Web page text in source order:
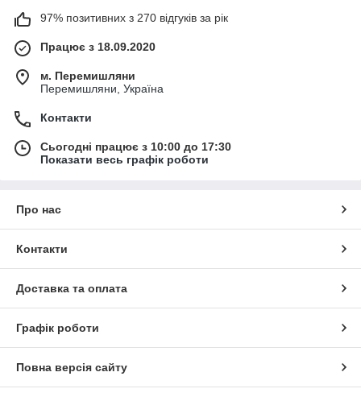
97% позитивних з 270 відгуків за рік
Працює з 18.09.2020
м. Перемишляни
Перемишляни, Україна
Контакти
Сьогодні працює з 10:00 до 17:30
Показати весь графік роботи
Про нас
Контакти
Доставка та оплата
Графік роботи
Повна версія сайту